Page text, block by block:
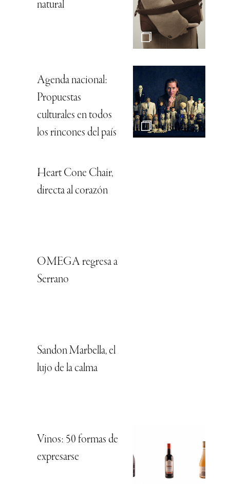
natural
Agenda nacional:
Propuestas
culturales en todos
los rincones del país
Heart Cone Chair,
directa al corazón
OMEGA regresa a
Serrano
Sandon Marbella, el
lujo de la calma
Vinos: 50 formas de
expresarse